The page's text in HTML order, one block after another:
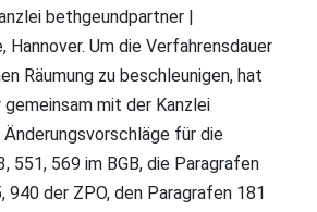
bethgeundpartner |
Hannover. Um die Verfahrensdauer
Räumung zu beschleunigen, hat
gemeinsam mit der Kanzlei
für die
551, 569 im BGB, die Paragrafen
940 der ZPO, den Paragrafen 181